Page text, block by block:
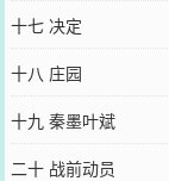
十七 决定
十八 庄园
十九 秦墨叶斌
二十 战前动员